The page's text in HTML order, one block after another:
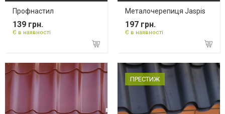
Профнастил
139 грн.
Є в наявності
Металочерепиця Jaspis
197 грн.
Є в наявності
ПРЕСТИЖ